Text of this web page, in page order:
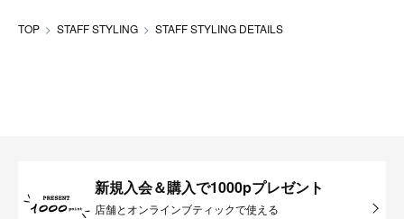
TOP STAFF STYLING STAFF STYLING DETAILS
新規入会＆購入で1000pプレゼント
店舗とオンラインブティックで使える